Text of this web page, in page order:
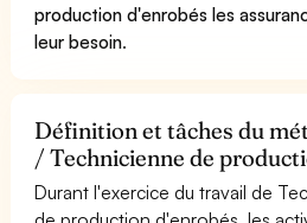
production d'enrobés les
leur besoin.
Définition et tâches du
/ Technicienne de
Durant l'exercice du travail de